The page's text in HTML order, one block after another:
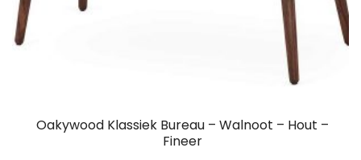
Oakywood Klassiek Bureau – Walnoot – Hout –
Fineer